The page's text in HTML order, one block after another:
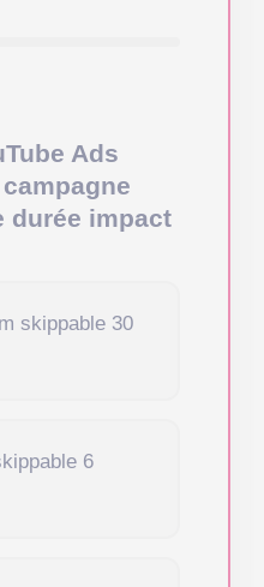
Ads
durée impact
skippable 30
6